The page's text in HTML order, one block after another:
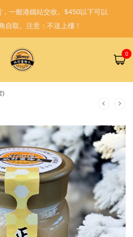
0
)
一般港鐵站交收。$450以下可以
自取。注意：不送上樓！